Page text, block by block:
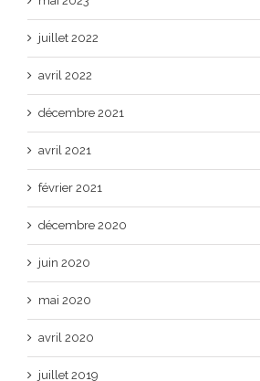
juillet 2022
avril 2022
décembre 2021
avril 2021
février 2021
décembre 2020
juin 2020
mai 2020
avril 2020
juillet 2019